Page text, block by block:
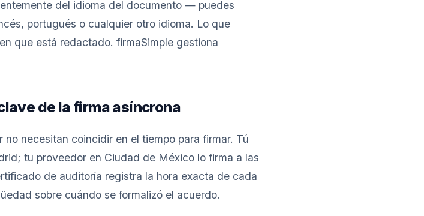
del idioma del documento — puedes
portugués o cualquier otro idioma. Lo que
que está redactado. firmaSimple gestiona
de la firma asíncrona
necesitan coincidir en el tiempo para firmar. Tú
tu proveedor en Ciudad de México lo firma a las
de auditoría registra la hora exacta de cada
sobre cuándo se formalizó el acuerdo.